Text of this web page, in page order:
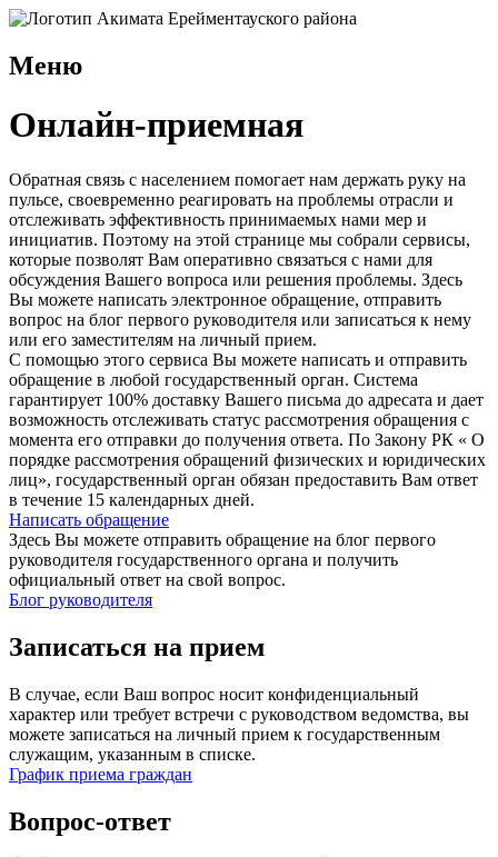
Меню
Онлайн-приемная
Обратная связь с населением помогает нам держать руку на
пульсе, своевременно реагировать на проблемы отрасли и
отслеживать эффективность принимаемых нами мер и
инициатив. Поэтому на этой странице мы собрали сервисы,
которые позволят Вам оперативно связаться с нами для
обсуждения Вашего вопроса или решения проблемы. Здесь
Вы можете написать электронное обращение, отправить
вопрос на блог первого руководителя или записаться к нему
или его заместителям на личный прием.
С помощью этого сервиса Вы можете написать и отправить
обращение в любой государственный орган. Система
гарантирует 100% доставку Вашего письма до адресата и дает
возможность отслеживать статус рассмотрения обращения с
момента его отправки до получения ответа. По Закону РК « О
порядке рассмотрения обращений физических и юридических
лиц», государственный орган обязан предоставить Вам ответ
в течение 15 календарных дней.
Написать обращение
Здесь Вы можете отправить обращение на блог первого
руководителя государственного органа и получить
официальный ответ на свой вопрос.
Блог руководителя
Записаться на прием
В случае, если Ваш вопрос носит конфиденциальный
характер или требует встречи с руководством ведомства, вы
можете записаться на личный прием к государственным
служащим, указанным в списке.
График приема граждан
Вопрос-ответ